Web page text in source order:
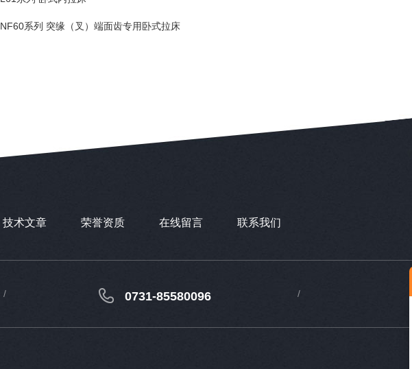
NF60系列 突缘（叉）端面齿专用卧式拉床
技术文章 荣誉资质 在线留言 联系我们
0731-85580096